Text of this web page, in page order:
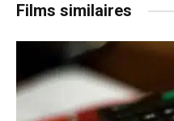
Films similaires